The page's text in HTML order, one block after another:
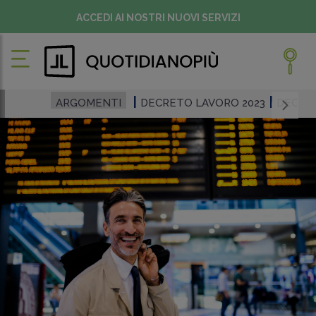
ACCEDI AI NOSTRI NUOVI SERVIZI
ARGOMENTI DECRETO LAVORO 2023